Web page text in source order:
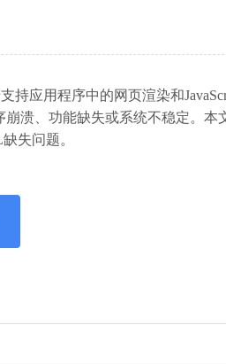
持应用程序中的网页渲染和
溃、功能缺失或系统不稳定。本
失问题。